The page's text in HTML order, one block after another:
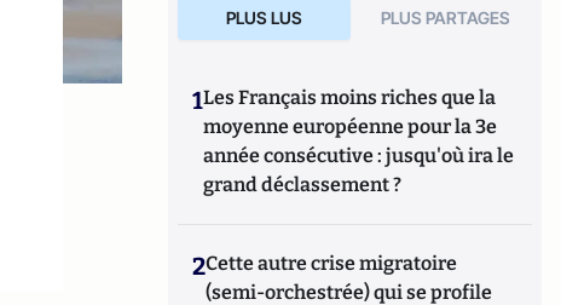
PLUS LUS PLUS PARTAGES
1Les Français moins riches que la
moyenne européenne pour la 3e
année consécutive : jusqu'où ira le
grand déclassement ?
2Cette autre crise migratoire
(semi-orchestrée) qui se profile